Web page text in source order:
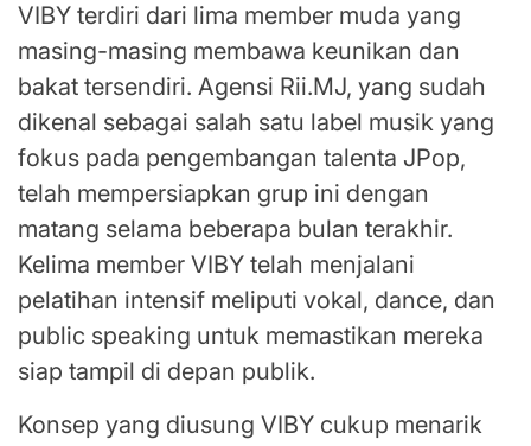
VIBY terdiri dari lima member muda yang
masing-masing membawa keunikan dan
bakat tersendiri. Agensi Rii.MJ, yang sudah
dikenal sebagai salah satu label musik yang
fokus pada pengembangan talenta JPop,
telah mempersiapkan grup ini dengan
matang selama beberapa bulan terakhir.
Kelima member VIBY telah menjalani
pelatihan intensif meliputi vokal, dance, dan
public speaking untuk memastikan mereka
siap tampil di depan publik.
Konsep yang diusung VIBY cukup menarik